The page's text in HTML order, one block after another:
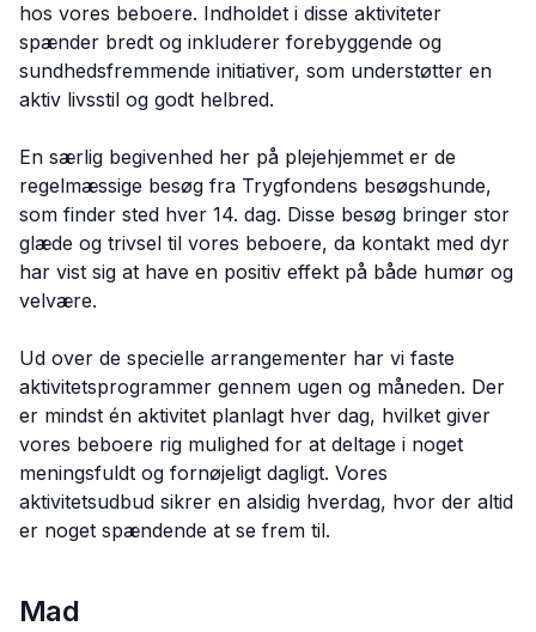
hos vores beboere. Indholdet i disse aktiviteter
spænder bredt og inkluderer forebyggende og
sundhedsfremmende initiativer, som understøtter en
aktiv livsstil og godt helbred.
En særlig begivenhed her på plejehjemmet er de
regelmæssige besøg fra Trygfondens besøgshunde,
som finder sted hver 14. dag. Disse besøg bringer stor
glæde og trivsel til vores beboere, da kontakt med dyr
har vist sig at have en positiv effekt på både humør og
velvære.
Ud over de specielle arrangementer har vi faste
aktivitetsprogrammer gennem ugen og måneden. Der
er mindst én aktivitet planlagt hver dag, hvilket giver
vores beboere rig mulighed for at deltage i noget
meningsfuldt og fornøjeligt dagligt. Vores
aktivitetsudbud sikrer en alsidig hverdag, hvor der altid
er noget spændende at se frem til.
Mad